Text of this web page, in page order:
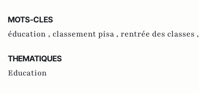
MOTS-CLES
éducation , classement pisa , rentrée des classes ,
THEMATIQUES
Education